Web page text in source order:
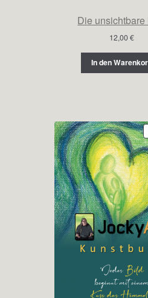
Die unsichtbare
12,00€
In den